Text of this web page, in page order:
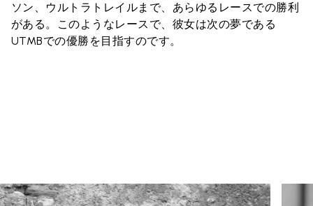
ソン、ウルトラトレイルまで、あらゆるレースでの勝利
がある。このようなレースで、彼女は次の夢である
UTMBでの優勝を目指すのです。